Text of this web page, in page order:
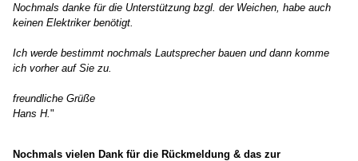
Nochmals danke für die Unterstützung bzgl. der Weichen, habe auch
keinen Elektriker benötigt.
Ich werde bestimmt nochmals Lautsprecher bauen und dann komme
ich vorher auf Sie zu.
freundliche Grüße
Hans H. "
Nochmals vielen Dank für die Rückmeldung & das zur